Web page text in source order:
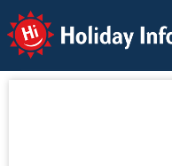
Holiday Info